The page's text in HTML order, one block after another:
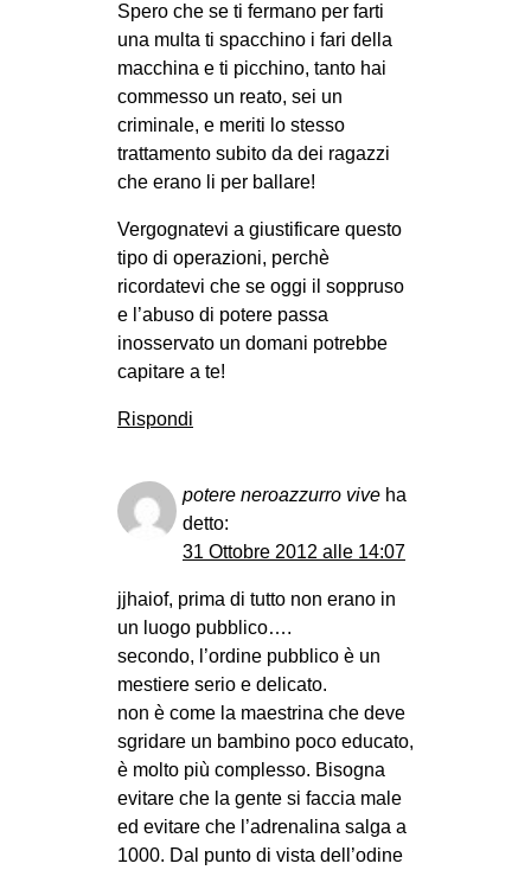
Spero che se ti fermano per farti
una multa ti spacchino i fari della
macchina e ti picchino, tanto hai
commesso un reato, sei un
criminale, e meriti lo stesso
trattamento subito da dei ragazzi
che erano li per ballare!
Vergognatevi a giustificare questo
tipo di operazioni, perchè
ricordatevi che se oggi il soppruso
e l’abuso di potere passa
inosservato un domani potrebbe
capitare a te!
Rispondi
potere neroazzurro vive ha
detto:
31 Ottobre 2012 alle 14:07
jjhaiof, prima di tutto non erano in
un luogo pubblico….
secondo, l’ordine pubblico è un
mestiere serio e delicato.
non è come la maestrina che deve
sgridare un bambino poco educato,
è molto più complesso. Bisogna
evitare che la gente si faccia male
ed evitare che l’adrenalina salga a
1000. Dal punto di vista dell’odine